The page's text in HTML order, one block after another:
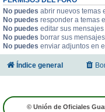
No puedes abrir nuevos temas
No puedes responder a temas
No puedes editar sus
No puedes borrar sus
No puedes enviar adjuntos en
Índice general
© Unión de Oficiales